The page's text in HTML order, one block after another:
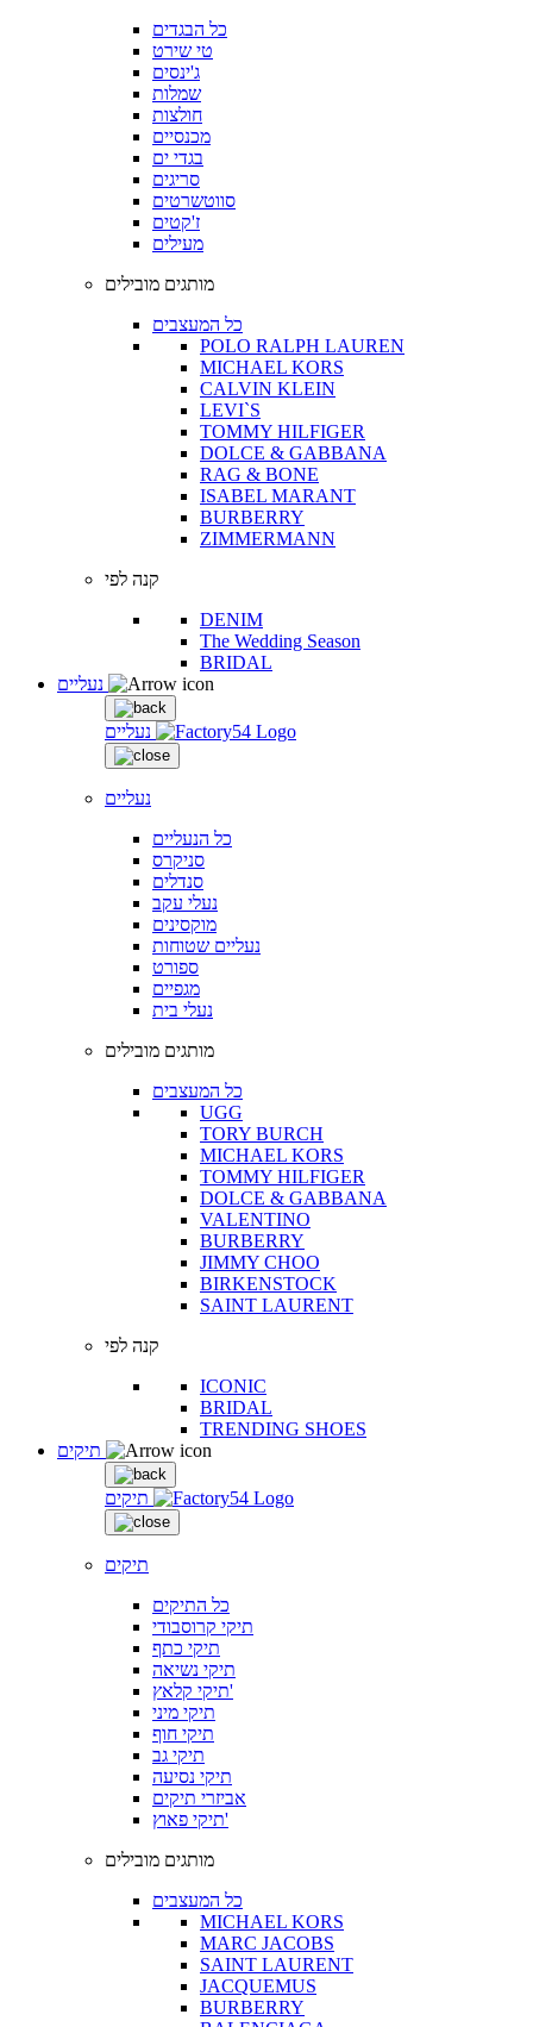
כל הבגדים
טי שירט
ג'ינסים
שמלות
חולצות
מכנסיים
בגדי ים
סריגים
סווטשרטים
ז'קטים
מעילים
מותגים מובילים
כל המעצבים
POLO RALPH LAUREN
MICHAEL KORS
CALVIN KLEIN
LEVI`S
TOMMY HILFIGER
DOLCE & GABBANA
RAG & BONE
ISABEL MARANT
BURBERRY
ZIMMERMANN
קנה לפי
DENIM
The Wedding Season
BRIDAL
נעליים
נעליים
כל הנעליים
סניקרס
סנדלים
נעלי עקב
מוקסינים
נעליים שטוחות
ספורט
מגפיים
נעלי בית
מותגים מובילים
כל המעצבים
UGG
TORY BURCH
MICHAEL KORS
TOMMY HILFIGER
DOLCE & GABBANA
VALENTINO
BURBERRY
JIMMY CHOO
BIRKENSTOCK
SAINT LAURENT
קנה לפי
ICONIC
BRIDAL
TRENDING SHOES
תיקים
תיקים
כל התיקים
תיקי קרוסבודי
תיקי כתף
תיקי נשיאה
תיקי קלאץ'
תיקי מיני
תיקי חוף
תיקי גב
תיקי נסיעה
אביזרי תיקים
תיקי פאוץ'
מותגים מובילים
כל המעצבים
MICHAEL KORS
MARC JACOBS
SAINT LAURENT
JACQUEMUS
BURBERRY